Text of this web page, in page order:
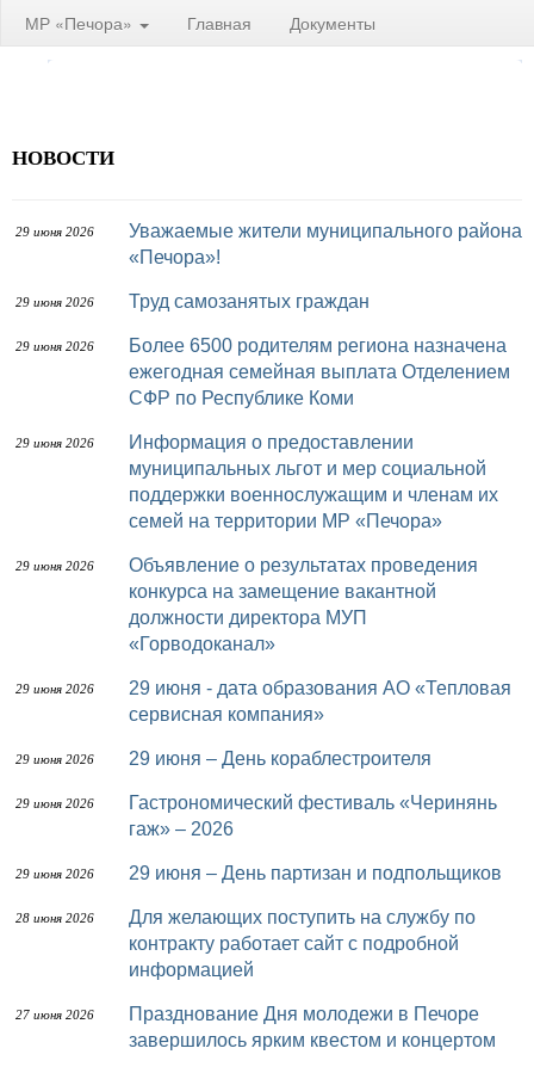
МР «Печора» Главная Документы
НОВОСТИ
29 июня 2026
Уважаемые жители муниципального района
«Печора»!
29 июня 2026 Труд самозанятых граждан
29 июня 2026
Более 6500 родителям региона назначена
ежегодная семейная выплата Отделением
СФР по Республике Коми
29 июня 2026
Информация о предоставлении
муниципальных льгот и мер социальной
поддержки военнослужащим и членам их
семей на территории МР «Печора»
29 июня 2026
Объявление о результатах проведения
конкурса на замещение вакантной
должности директора МУП
«Горводоканал»
29 июня 2026
29 июня - дата образования АО «Тепловая
сервисная компания»
29 июня 2026 29 июня – День кораблестроителя
29 июня 2026
Гастрономический фестиваль «Черинянь
гаж» – 2026
29 июня 2026 29 июня – День партизан и подпольщиков
28 июня 2026
Для желающих поступить на службу по
контракту работает сайт с подробной
информацией
27 июня 2026
Празднование Дня молодежи в Печоре
завершилось ярким квестом и концертом